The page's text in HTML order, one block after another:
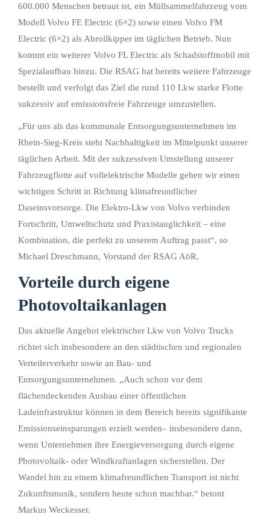
600.000 Menschen betraut ist, ein Müllsammelfahrzeug vom
Modell Volvo FE Electric (6×2) sowie einen Volvo FM
Electric (6×2) als Abrollkipper im täglichen Betrieb. Nun
kommt ein weiterer Volvo FL Electric als Schadstoffmobil mit
Spezialaufbau hinzu. Die RSAG hat bereits weitere Fahrzeuge
bestellt und verfolgt das Ziel die rund 110 Lkw starke Flotte
sukzessiv auf emissionsfreie Fahrzeuge umzustellen.
„Für uns als das kommunale Entsorgungsunternehmen im
Rhein-Sieg-Kreis steht Nachhaltigkeit im Mittelpunkt unserer
täglichen Arbeit. Mit der sukzessiven Umstellung unserer
Fahrzeugflotte auf vollelektrische Modelle gehen wir einen
wichtigen Schritt in Richtung klimafreundlicher
Daseinsvorsorge. Die Elektro-Lkw von Volvo verbinden
Fortschritt, Umweltschutz und Praxistauglichkeit – eine
Kombination, die perfekt zu unserem Auftrag passt“, so
Michael Dreschmann, Vorstand der RSAG AöR.
Vorteile durch eigene
Photovoltaikanlagen
Das aktuelle Angebot elektrischer Lkw von Volvo Trucks
richtet sich insbesondere an den städtischen und regionalen
Verteilerverkehr sowie an Bau- und
Entsorgungsunternehmen. „Auch schon vor dem
flächendeckenden Ausbau einer öffentlichen
Ladeinfrastruktur können in dem Bereich bereits signifikante
Emissionseinsparungen erzielt werden– insbesondere dann,
wenn Unternehmen ihre Energieversorgung durch eigene
Photovoltaik- oder Windkraftanlagen sicherstellen. Der
Wandel hin zu einem klimafreundlichen Transport ist nicht
Zukunftsmusik, sondern heute schon machbar.“ betont
Markus Weckesser.